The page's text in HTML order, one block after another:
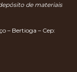
de materiais
– Bertioga – Cep: